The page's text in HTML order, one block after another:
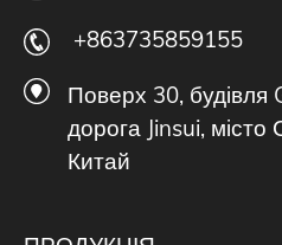
+863735859155
Поверх 30, будівля
дорога Jinsui, місто
Китай